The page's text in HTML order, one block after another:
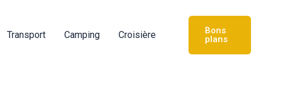
Transport Camping Croisière
Bons
plans